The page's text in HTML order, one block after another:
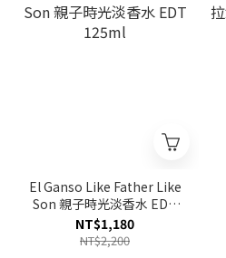
El Ganso Like Father Like
Son 親子時光淡香水 EDT
125ml
NT$1,180
NT$2,200